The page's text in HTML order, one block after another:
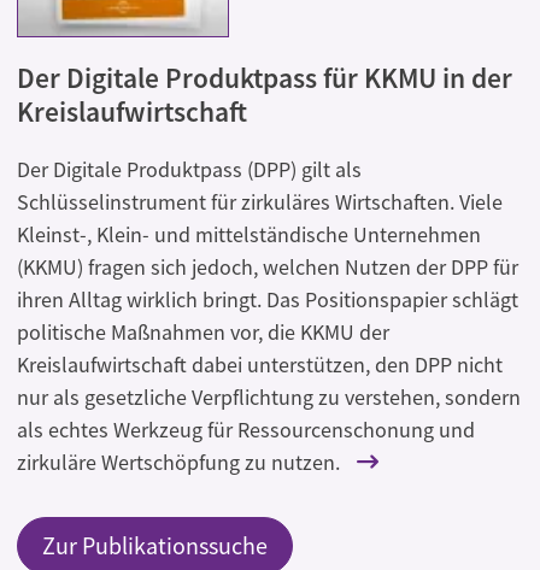
Der Digitale Produktpass für KKMU in der
Kreislaufwirtschaft
Der Digitale Produktpass (DPP) gilt als
Schlüsselinstrument für zirkuläres Wirtschaften. Viele
Kleinst-, Klein- und mittelständische Unternehmen
(KKMU) fragen sich jedoch, welchen Nutzen der DPP für
ihren Alltag wirklich bringt. Das Positionspapier schlägt
politische Maßnahmen vor, die KKMU der
Kreislaufwirtschaft dabei unterstützen, den DPP nicht
nur als gesetzliche Verpflichtung zu verstehen, sondern
als echtes Werkzeug für Ressourcenschonung und
zirkuläre Wertschöpfung zu nutzen.
Zur Publikationssuche